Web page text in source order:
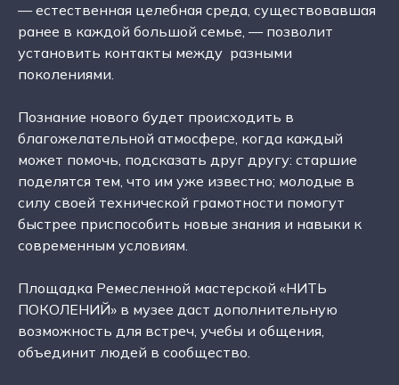
— естественная целебная среда, существовавшая
ранее в каждой большой семье, — позволит
установить контакты между разными
поколениями.
Познание нового будет происходить в
благожелательной атмосфере, когда каждый
может помочь, подсказать друг другу: старшие
поделятся тем, что им уже известно; молодые в
силу своей технической грамотности помогут
быстрее приспособить новые знания и навыки к
современным условиям.
Площадка Ремесленной мастерской «НИТЬ
ПОКОЛЕНИЙ» в музее даст дополнительную
возможность для встреч, учебы и общения,
объединит людей в сообщество.